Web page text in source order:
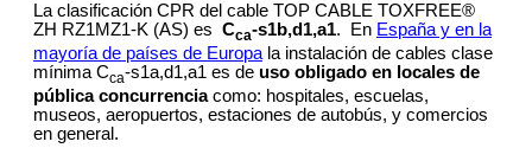
La clasificación CPR del cable TOP CABLE TOXFREE®
ZH RZ1MZ1-K (AS) es Cca-s1b,d1,a1. En España y en la
mayoría de países de Europa la instalación de cables clase
mínima Cca-s1a,d1,a1 es de uso obligado en locales de
pública concurrenciacomo: hospitales, escuelas,
museos, aeropuertos, estaciones de autobús, y comercios
en general.